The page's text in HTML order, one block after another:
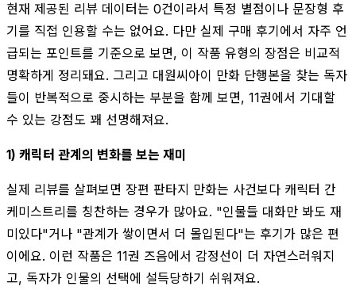
현재 제공된 리뷰 데이터는 0건이라서 특정 별점이나 문장형 후
기를 직접 인용할 수는 없어요. 다만 실제 구매 후기에서 자주 언
급되는 포인트를 기준으로 보면, 이 작품 유형의 장점은 비교적
명확하게 정리돼요. 그리고 대원씨아이 만화 단행본을 찾는 독자
들이 반복적으로 중시하는 부분을 함께 보면, 11권에서 기대할
수 있는 강점도 꽤 선명해져요.
1) 캐릭터 관계의 변화를 보는 재미
실제 리뷰를 살펴보면 장편 판타지 만화는 사건보다 캐릭터 간
케미스트리를 칭찬하는 경우가 많아요. "인물들 대화만 봐도 재
미있다"거나 "관계가 쌓이면서 더 몰입된다"는 후기가 많은 편
이에요. 이런 작품은 11권 즈음에서 감정선이 더 자연스러워지
고, 독자가 인물의 선택에 설득당하기 쉬워져요.